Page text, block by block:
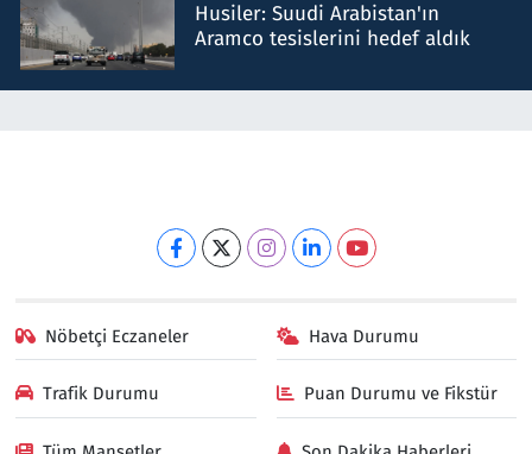
Husiler: Suudi Arabistan'ın
Aramco tesislerini hedef aldık
Nöbetçi Eczaneler Hava Durumu
Trafik Durumu Puan Durumu ve Fikstür